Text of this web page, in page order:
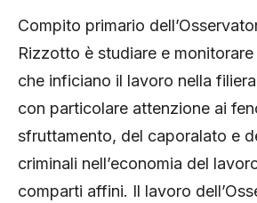
Compito primario
Rizzotto è studiare e
che inficiano il lavoro nella
con particolare attenzione ai
sfruttamento, del caporalato e
criminali nell’economia del
comparti affini. Il lavoro